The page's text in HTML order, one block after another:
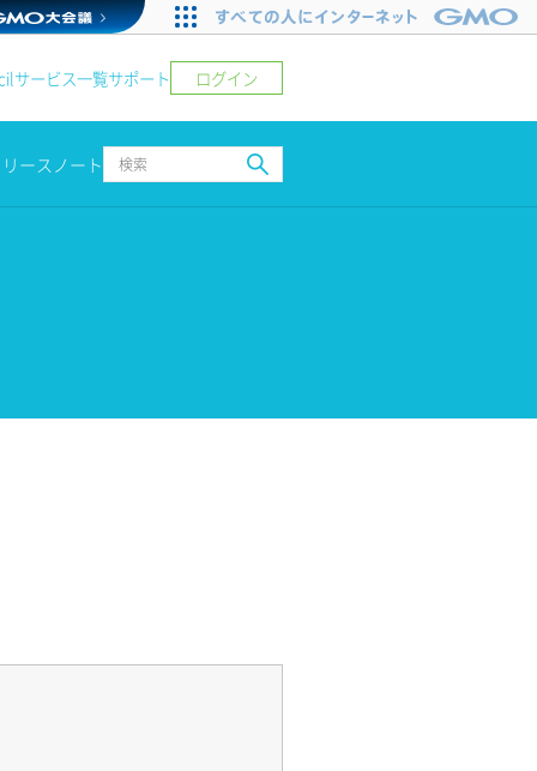
サービス一覧サポート ログイン
ースノート